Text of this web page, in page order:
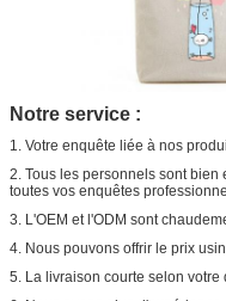
Notre service :
1. Votre enquête liée à nos
2. Tous les personnels sont
toutes vos enquêtes
3. L'OEM et l'ODM sont
4. Nous pouvons offrir le prix
5. La livraison courte selon votre